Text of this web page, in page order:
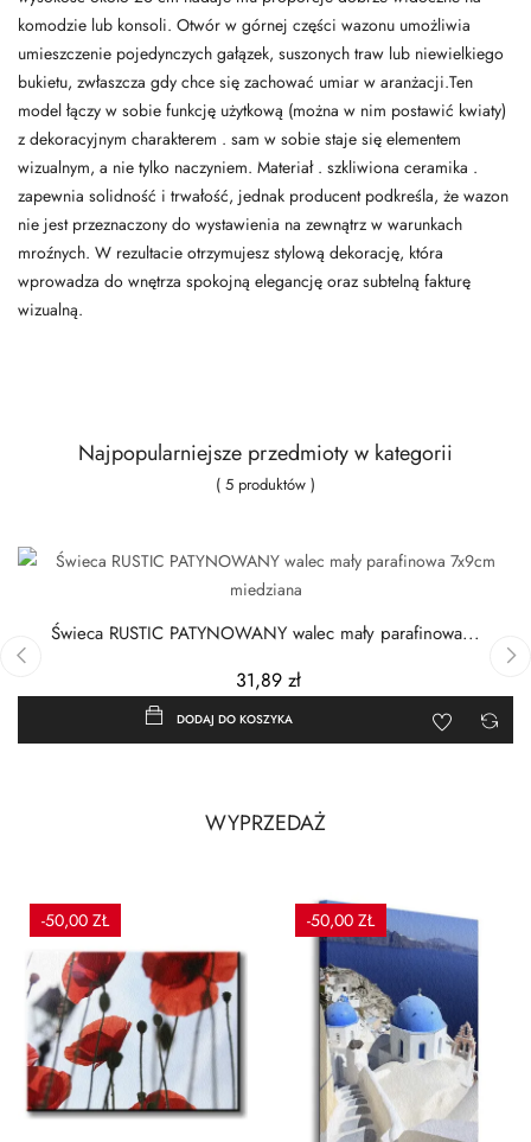
komodzie lub konsoli. Otwór w górnej części wazonu umożliwia
umieszczenie pojedynczych gałązek, suszonych traw lub niewielkiego
bukietu, zwłaszcza gdy chce się zachować umiar w aranżacji.Ten
model łączy w sobie funkcję użytkową (można w nim postawić kwiaty)
z dekoracyjnym charakterem . sam w sobie staje się elementem
wizualnym, a nie tylko naczyniem. Materiał . szkliwiona ceramika .
zapewnia solidność i trwałość, jednak producent podkreśla, że wazon
nie jest przeznaczony do wystawienia na zewnątrz w warunkach
mroźnych. W rezultacie otrzymujesz stylową dekorację, która
wprowadza do wnętrza spokojną elegancję oraz subtelną fakturę
wizualną.
Najpopularniejsze przedmioty w kategorii
( 5 produktów )
Świeca RUSTIC PATYNOWANY walec mały parafinowa...
31,89 zł
DODAJ DO KOSZYKA
‹ ›
WYPRZEDAŻ
-50,00 ZŁ -50,00 ZŁ